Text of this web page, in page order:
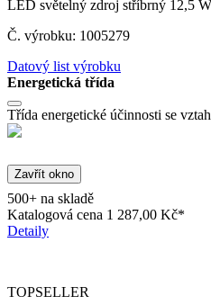
LED světelný zdroj stříbrný 12,5
Č. výrobku: 1005279
Datový list výrobku
Energetická třída
Třída energetické účinnosti se
Zavřít okno
500+ na skladě
Katalogová cena 1 287,00 Kč*
Detaily
TOPSELLER